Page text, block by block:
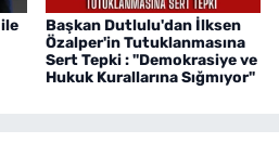
Başkan Dutlulu'dan İlksen
Özalper'in Tutuklanmasına
Sert Tepki : "Demokrasiye ve
Hukuk Kurallarına Sığmıyor"